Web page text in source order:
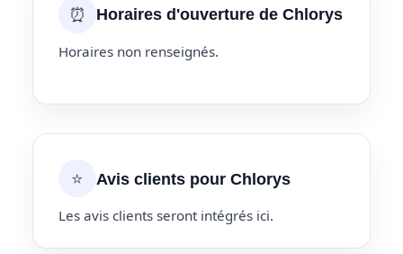
⏰ Horaires d'ouverture de Chlorys
Horaires non renseignés.
⭐ Avis clients pour Chlorys
Les avis clients seront intégrés ici.